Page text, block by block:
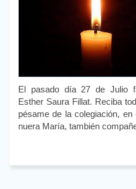
El pasado día 27 de Julio
Esther Saura Fillat. Reciba
pésame de la colegiación,
nuera María, también